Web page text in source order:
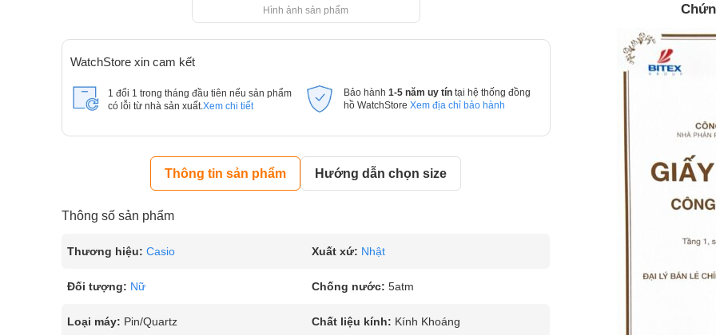
Hình ảnh sản phẩm
WatchStore xin cam kết
1 đổi 1 trong tháng đầu tiên nếu sản phẩm
có lỗi từ nhà sản xuất. Xem chi tiết
Bảo hành 1-5 năm uy tín tại hệ thống đồng
hồ WatchStore Xem địa chỉ bảo hành
Thông tin sản phẩm Hướng dẫn chọn size
Thông số sản phẩm
Thương hiệu: Casio Xuất xứ: Nhật
Đối tượng: Nữ Chống nước: 5atm
Loại máy: Pin/Quartz Chất liệu kính: Kính Khoáng